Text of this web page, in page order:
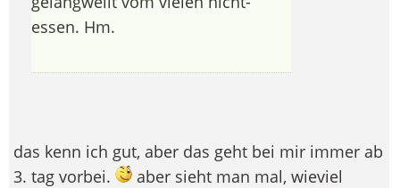
essen. Hm.
das kenn ich gut, aber das geht bei mir immer ab
3. tag vorbei.
aber sieht man mal, wieviel